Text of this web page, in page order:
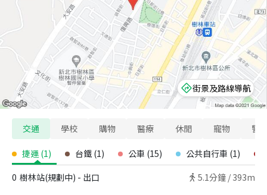
街景及路線導航
交通 學校 購物 醫療 休閒 寵物 警
捷運 (1) 台鐵 (1) 公車 (15) 公共自行車 (1)
0 樹林站(規劃中) - 出口 5.1分鐘 / 393m